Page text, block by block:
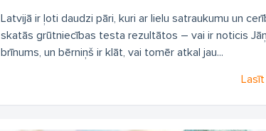
Latvijā ir ļoti daudzi pāri, kuri ar lielu satraukumu un
skatās grūtniecības testa rezultātos – vai ir noticis
brīnums, un bērniņš ir klāt, vai tomēr atkal jau...